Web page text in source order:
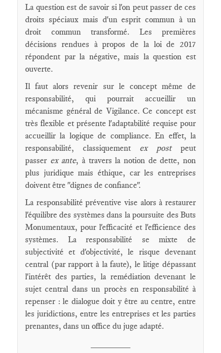
La question est de savoir si l'on peut passer de ces
droits spéciaux mais d'un esprit commun à un
droit commun transformé. Les premières
décisions rendues à propos de la loi de 2017
répondent par la négative, mais la question est
ouverte.
Il faut alors revenir sur le concept même de
responsabilité, qui pourrait accueillir un
mécanisme général de Vigilance. Ce concept est
très flexible et présente l'adaptabilité requise pour
accueillir la logique de compliance. En effet, la
responsabilité, classiquement ex postpeut
passer ex ante, à travers la notion de dette, non
plus juridique mais éthique, car les entreprises
doivent être "dignes de confiance".
La responsabilité préventive vise alors à restaurer
l'équilibre des systèmes dans la poursuite des Buts
Monumentaux, pour l'efficacité et l'efficience des
systèmes. La responsabilité se mixte de
subjectivité et d'objectivité, le risque devenant
central (par rapport à la faute), le litige dépassant
l'intérêt des parties, la remédiation devenant le
sujet central dans un procès en responsabilité à
repenser : le dialogue doit y être au centre, entre
les juridictions, entre les entreprises et les parties
prenantes, dans un office du juge adapté.